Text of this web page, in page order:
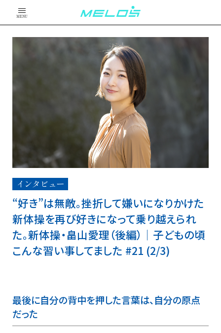
MENU
インタビュー
“好き”は無敵。挫折して嫌いになりかけた
新体操を再び好きになって乗り越えられ
た。新体操・畠山愛理（後編）│子どもの頃
こんな習い事してました #21 (2/3)
最後に自分の背中を押した言葉は、自分の原点
だった